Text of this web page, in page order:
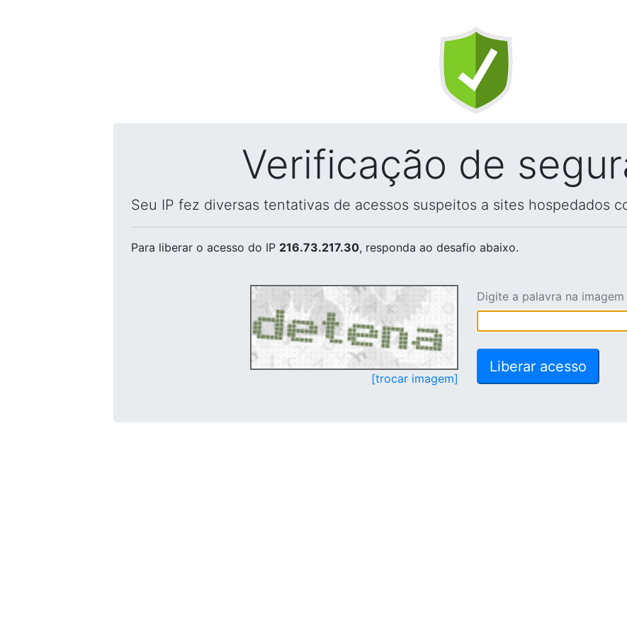
Verificação de
Seu IP fez diversas tentativas de acessos suspeitos a sites hospedados
Para liberar o acesso do IP 216.73.217.30, responda ao desafio abaixo.
[trocar imagem]
Digite a palavra na